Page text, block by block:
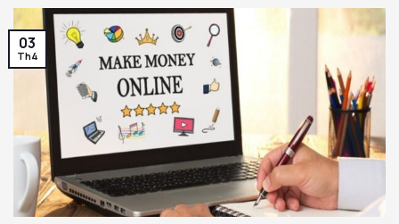
03
Th4